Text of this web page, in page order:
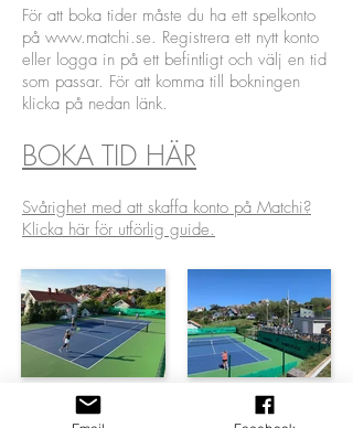
För att boka tider måste du ha ett spelkonto
på www.matchi.se. Registrera ett nytt konto
eller logga in på ett befintligt och välj en tid
som passar. För att komma till bokningen
klicka på nedan länk.
BOKA TID HÄR
Svårighet med att skaffa konto på Matchi?
Klicka här för utförlig guide.